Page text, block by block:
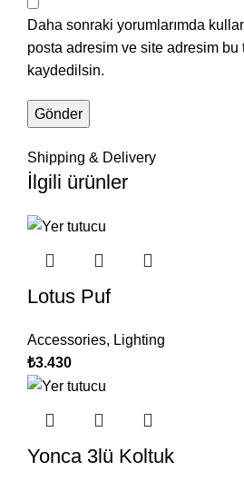
Daha sonraki yorumlarımda
posta adresim ve site adresim bu
kaydedilsin.
Shipping & Delivery
İlgili ürünler
Lotus Puf
Accessories, Lighting
₺3.430
Yonca 3lü Koltuk